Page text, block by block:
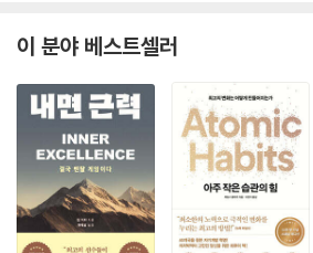
이 분야 베스트셀러